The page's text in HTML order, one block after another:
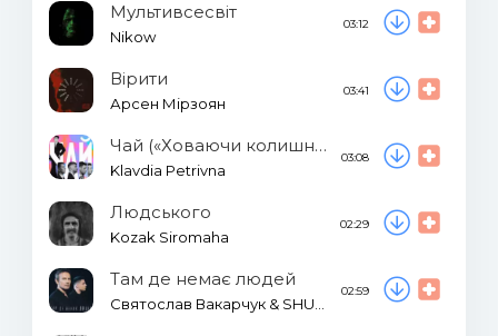
Мультивсесвіт
Nikow
03:12
Вірити
Арсен Мірзоян
03:41
Чай («Ховаючи колишню»)
Klavdia Petrivna
03:08
Людського
Kozak Siromaha
02:29
Там де немає людей
02:59